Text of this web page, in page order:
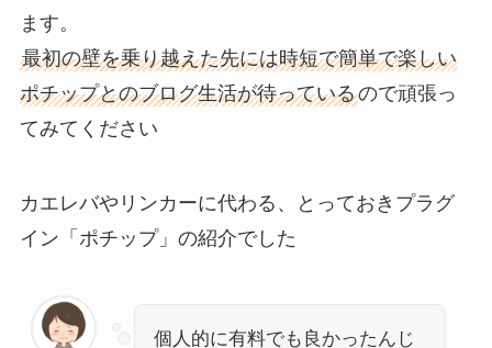
ます。
最初の壁を乗り越えた先には時短で簡単で楽しい
ポチップとのブログ生活が待っているので頑張っ
てみてください
カエレバやリンカーに代わる、とっておきプラグ
イン「ポチップ」の紹介でした
個人的に有料でも良かったんじ